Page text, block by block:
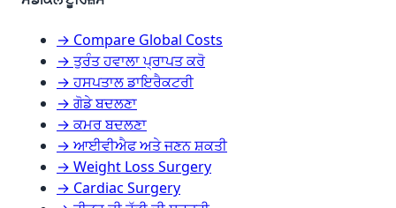
→ Compare Global Costs
→ ਤੁਰੰਤ ਹਵਾਲਾ ਪ੍ਰਾਪਤ ਕਰੋ
→ ਹਸਪਤਾਲ ਡਾਇਰੈਕਟਰੀ
→ ਗੋਡੇ ਬਦਲਣਾ
→ ਕਮਰ ਬਦਲਣਾ
→ ਆਈਵੀਐਫ ਅਤੇ ਜਣਨ ਸ਼ਕਤੀ
→ Weight Loss Surgery
→ Cardiac Surgery